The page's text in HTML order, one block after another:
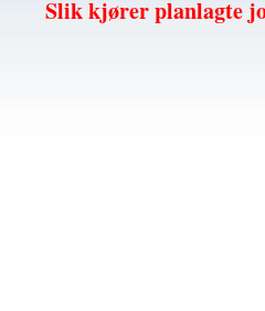
Slik kjører planlagte